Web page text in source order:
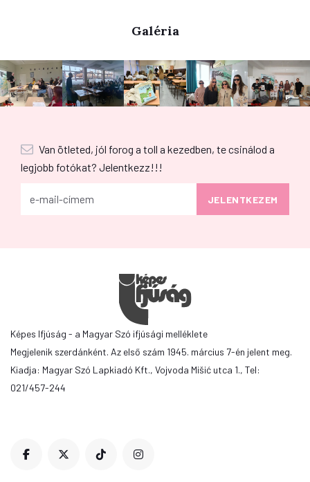
Galéria
Van ötleted, jól forog a toll a kezedben, te csinálod a
legjobb fotókat? Jelentkezz!!!
Képes Ifjúság - a Magyar Szó ifjúsági melléklete
Megjelenik szerdánként. Az első szám 1945. március 7-én jelent meg.
Kiadja: Magyar Szó Lapkiadó Kft., Vojvoda Mišić utca 1., Tel:
021/457-244